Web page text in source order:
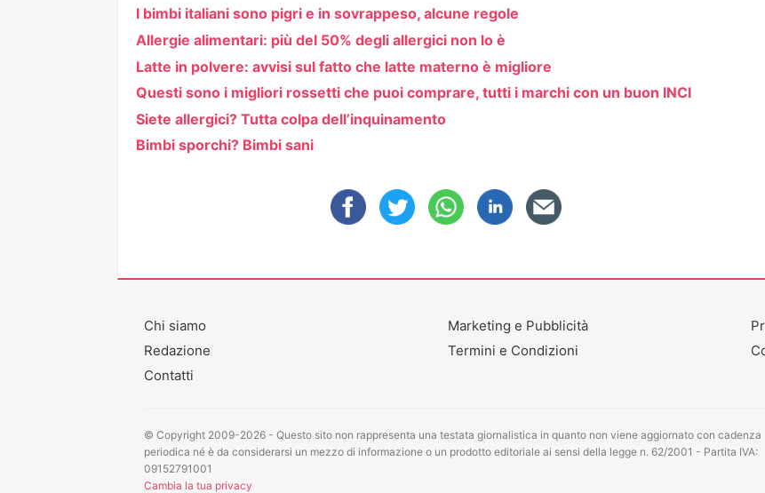
I bimbi italiani sono pigri e in sovrappeso, alcune regole
Allergie alimentari: più del 50% degli allergici non lo è
Latte in polvere: avvisi sul fatto che latte materno è migliore
Questi sono i migliori rossetti che puoi comprare, tutti i marchi con un buon INCI
Siete allergici? Tutta colpa dell’inquinamento
Bimbi sporchi? Bimbi sani
Chi siamo
Redazione
Contatti
Marketing e Pubblicità
Termini e Condizioni
© Copyright 2009-2026 - Questo sito non rappresenta una testata giornalistica in quanto non viene aggiornato con cadenza
periodica né è da considerarsi un mezzo di informazione o un prodotto editoriale ai sensi della legge n. 62/2001 - Partita IVA:
09152791001
Cambia la tua privacy